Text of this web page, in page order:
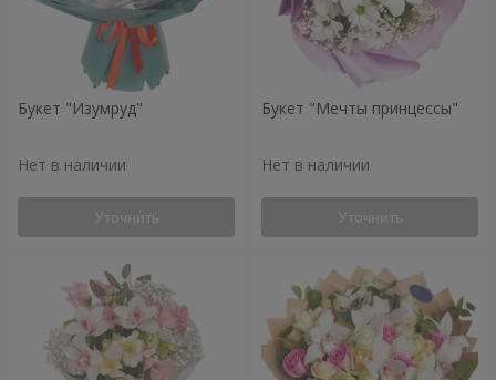
Букет "Изумруд"
Нет в наличии
Уточнить
Букет "Мечты принцессы"
Нет в наличии
Уточнить